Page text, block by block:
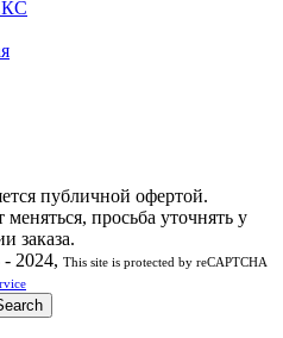
публичной офертой.
просьба уточнять у
заказа.
2024, This site is protected by reCAPTCHA